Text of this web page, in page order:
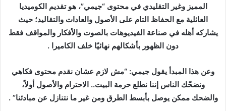
المميز وغير التقليدي في محتوى “جيمي”، هو تقديم الكوميديا
العائلية مع الحفاظ التام على الأصول والعادات والتقاليد؛ حيث
يشاركه أهله في صناعة الفيديوهات بالصوت والأفكار والمواقف فقط
دون الظهور بأشكالهم نهائيًا خلف الكاميرا .
وعن هذا المبدأ يقول جيمي: “مش لازم عشان نقدم محتوى فكاهي
ونضحّك الناس إننا نطلع حرمة البيت.. الاحترام والأصول أولاً،
والضحك ممكن يوصل بأبسط الطرق ومن غير ما نتنازل عن مبادئنا” .